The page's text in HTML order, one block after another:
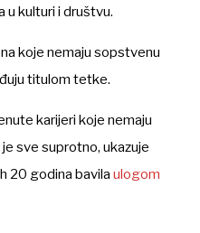
u kulturi i društvu.
koje nemaju sopstvenu
titulom tetke.
karijeri koje nemaju
sve suprotno, ukazuje
20 godina bavila ulogom